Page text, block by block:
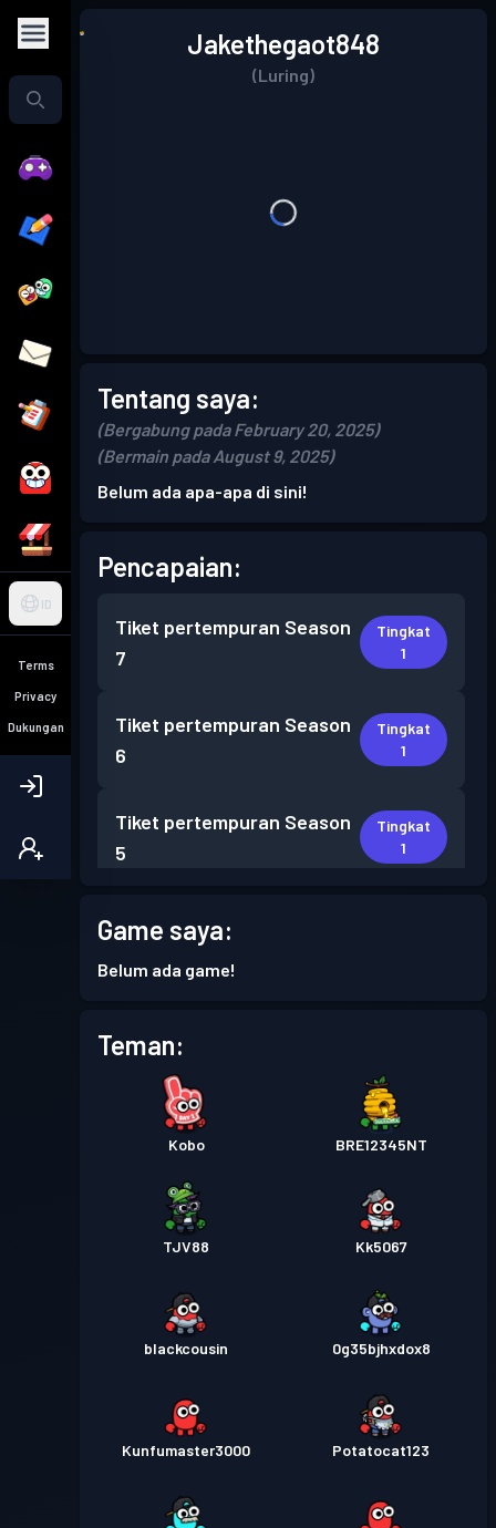
ID
Terms
Privacy
Dukungan
Jakethegaot848
(Luring)
Tentang saya:
(Bergabung pada February 20, 2025)
(Bermain pada August 9, 2025)
Belum ada apa-apa di sini!
Pencapaian:
Tiket pertempuran Season
7
Tingkat
1
Tiket pertempuran Season
6
Tingkat
1
Tiket pertempuran Season
5
Tingkat
1
2
Game saya:
Belum ada game!
Teman:
Kobo BRE12345NT
TJV88 Kk5067
blackcousin 0g35bjhxdox8
Kunfumaster3000 Potatocat123